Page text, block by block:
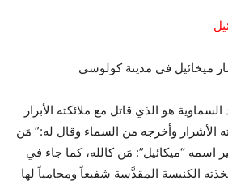
هو الذي قاتل مع ملائكته الأبرار
وملائكته الأشرار وأخرجه من السماء وقال له:” مَن
‬هذا تفسير اسمه “ميكائيل”: مَن كالله، كما جاء في
الرؤيا (١٢:٧) وقد‪ ‬اتخذته الكنيسة المقدَّسة شفيعاً ومحامياً لها